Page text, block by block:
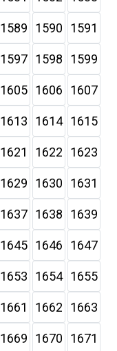
1589 1590 1591
1597 1598 1599
1605 1606 1607
1613 1614 1615
1621 1622 1623
1629 1630 1631
1637 1638 1639
1645 1646 1647
1653 1654 1655
1661 1662 1663
1669 1670 1671